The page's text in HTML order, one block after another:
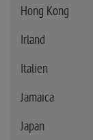
Hong Kong
Irland
Italien
Jamaica
Japan